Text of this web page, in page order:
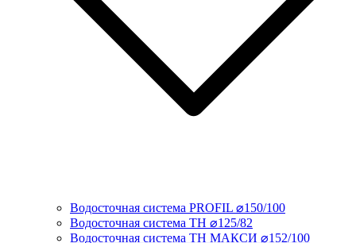
Водосточная система PROFIL ⌀150/100
Водосточная система ТН ⌀125/82
Водосточная система ТН МАКСИ ⌀152/100